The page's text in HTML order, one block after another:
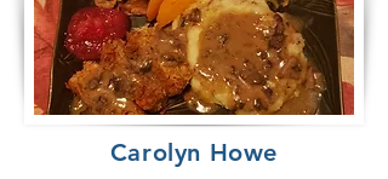
Carolyn Howe